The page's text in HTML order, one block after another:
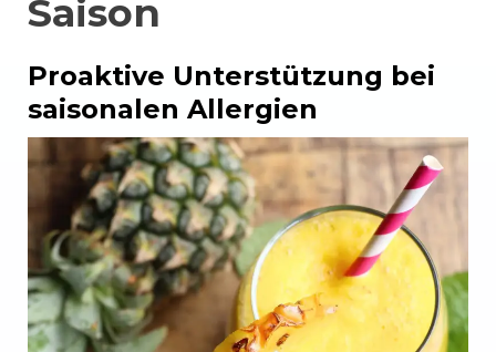
Saison
Proaktive Unterstützung bei
saisonalen Allergien